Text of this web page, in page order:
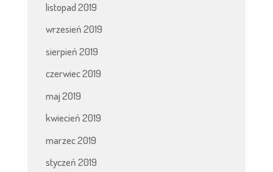
listopad 2019
wrzesień 2019
sierpień 2019
czerwiec 2019
maj 2019
kwiecień 2019
marzec 2019
styczeń 2019